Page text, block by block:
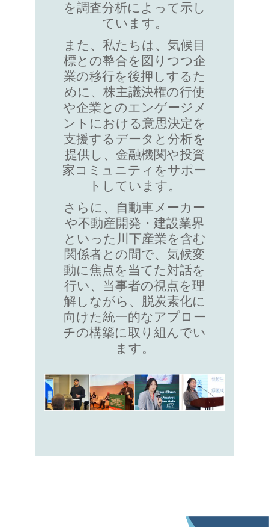
を調査分析によって示し
ています。
また、私たちは、気候目
標との整合を図りつつ企
業の移行を後押しするた
めに、株主議決権の行使
や企業とのエンゲージメ
ントにおける意思決定を
支援するデータと分析を
提供し、金融機関や投資
家コミュニティをサポー
トしています。
さらに、自動車メーカー
や不動産開発・建設業界
といった川下産業を含む
関係者との間で、気候変
動に焦点を当てた対話を
行い、当事者の視点を理
解しながら、脱炭素化に
向けた統一的なアプロー
チの構築に取り組んでい
ます。